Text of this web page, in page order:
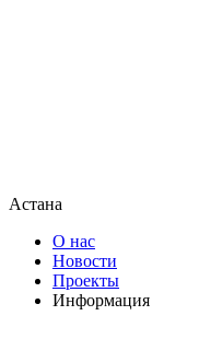
Астана
О нас
Новости
Проекты
Информация